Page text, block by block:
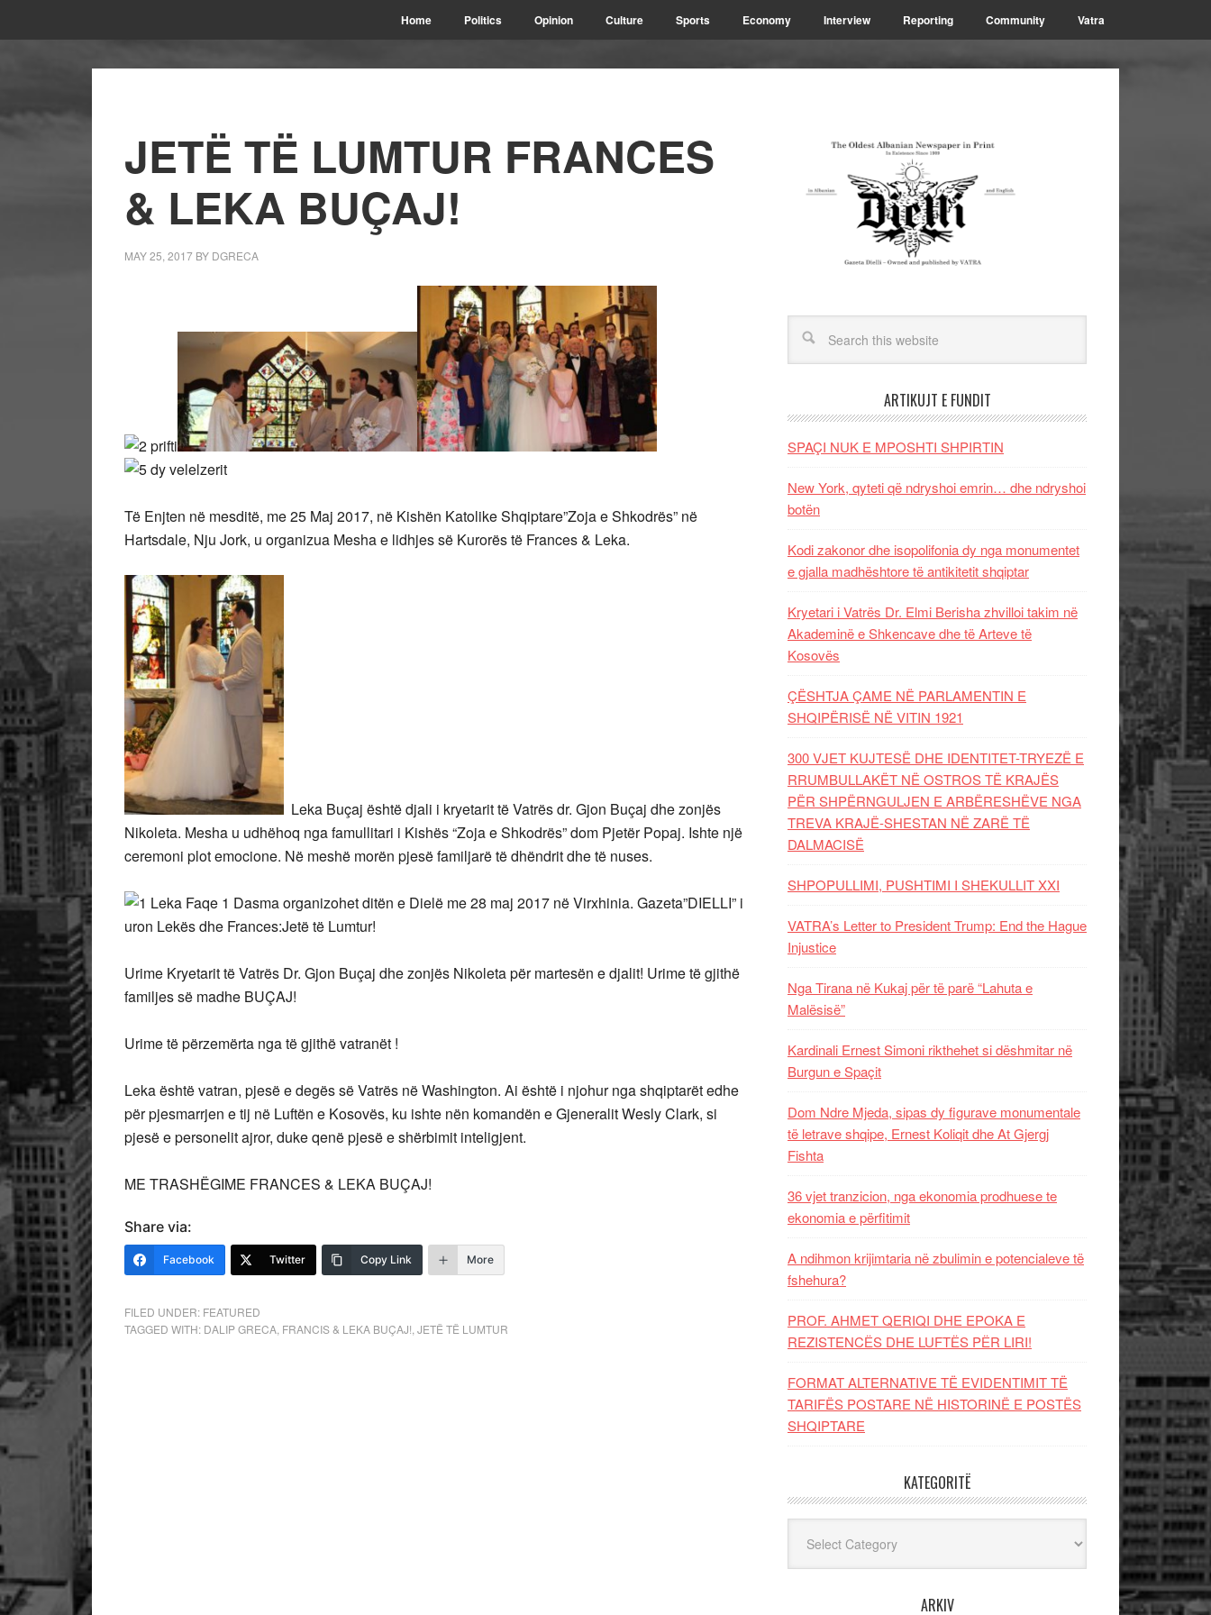
Home Politics Opinion Culture Sports Economy Interview Reporting Community Vatra
JETË TË LUMTUR FRANCES
& LEKA BUÇAJ!
MAY 25, 2017 BY DGRECA
Të Enjten në mesditë, me 25 Maj 2017, në Kishën Katolike Shqiptare”Zoja e Shkodrës” në
Hartsdale, Nju Jork, u organizua Mesha e lidhjes së Kurorës të Frances & Leka.
Leka Buçaj është djali i kryetarit të Vatrës dr. Gjon Buçaj dhe zonjës
Nikoleta. Mesha u udhëhoq nga famullitari i Kishës “Zoja e Shkodrës” dom Pjetër Popaj. Ishte një
ceremoni plot emocione. Në meshë morën pjesë familjarë të dhëndrit dhe të nuses.
Dasma organizohet ditën e Dielë me 28 maj 2017 në Virxhinia. Gazeta”DIELLI” i
uron Lekës dhe Frances:Jetë të Lumtur!
Urime Kryetarit të Vatrës Dr. Gjon Buçaj dhe zonjës Nikoleta për martesën e djalit! Urime të gjithë
familjes së madhe BUÇAJ!
Urime të përzemërta nga të gjithë vatranët !
Leka është vatran, pjesë e degës së Vatrës në Washington. Ai është i njohur nga shqiptarët edhe
për pjesmarrjen e tij në Luftën e Kosovës, ku ishte nën komandën e Gjeneralit Wesly Clark, si
pjesë e personelit ajror, duke qenë pjesë e shërbimit inteligjent.
ME TRASHËGIME FRANCES & LEKA BUÇAJ!
Share via:
Facebook Twitter Copy Link More
FILED UNDER: FEATURED
TAGGED WITH: DALIP GRECA FRANCIS & LEKA BUÇAJ! JETË TË LUMTUR
ARTIKUJT E FUNDIT
SPAÇI NUK E MPOSHTI SHPIRTIN
New York, qyteti që ndryshoi emrin… dhe ndryshoi
botën
Kodi zakonor dhe isopolifonia dy nga monumentet
e gjalla madhështore të antikitetit shqiptar
Kryetari i Vatrës Dr. Elmi Berisha zhvilloi takim në
Akademinë e Shkencave dhe të Arteve të
Kosovës
ÇËSHTJA ÇAME NË PARLAMENTIN E
SHQIPËRISË NË VITIN 1921
300 VJET KUJTESË DHE IDENTITET-TRYEZË E
RRUMBULLAKËT NË OSTROS TË KRAJËS
PËR SHPËRNGULJEN E ARBËRESHËVE NGA
TREVA KRAJË-SHESTAN NË ZARË TË
DALMACISË
SHPOPULLIMI, PUSHTIMI I SHEKULLIT XXI
VATRA’s Letter to President Trump: End the Hague
Injustice
Nga Tirana në Kukaj për të parë “Lahuta e
Malësisë”
Kardinali Ernest Simoni rikthehet si dëshmitar në
Burgun e Spaçit
Dom Ndre Mjeda, sipas dy figurave monumentale
të letrave shqipe, Ernest Koliqit dhe At Gjergj
Fishta
36 vjet tranzicion, nga ekonomia prodhuese te
ekonomia e përfitimit
A ndihmon krijimtaria në zbulimin e potencialeve të
fshehura?
PROF. AHMET QERIQI DHE EPOKA E
REZISTENCЁS DHE LUFTЁS PЁR LIRI!
FORMAT ALTERNATIVE TË EVIDENTIMIT TË
TARIFËS POSTARE NË HISTORINË E POSTËS
SHQIPTARE
KATEGORITË
ARKIV